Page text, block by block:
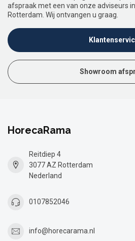
afspraak met een van onze adviseurs
Rotterdam. Wij ontvangen u graag.
Showroom
HorecaRama
Reitdiep 4
3077 AZ Rotterdam
Nederland
0107852046
info@horecarama.nl